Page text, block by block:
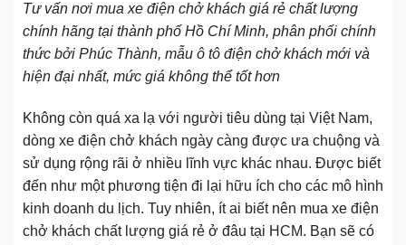
Tư vấn nơi mua xe điện chở khách giá rẻ chất lượng
chính hãng tại thành phố Hồ Chí Minh, phân phối chính
thức bởi Phúc Thành, mẫu ô tô điện chở khách mới và
hiện đại nhất, mức giá không thể tốt hơn
Không còn quá xa lạ với người tiêu dùng tại Việt Nam,
dòng xe điện chở khách ngày càng được ưa chuộng và
sử dụng rộng rãi ở nhiều lĩnh vực khác nhau. Được biết
đến như một phương tiện đi lại hữu ích cho các mô hình
kinh doanh du lịch. Tuy nhiên, ít ai biết nên mua xe điện
chở khách chất lượng giá rẻ ở đâu tại HCM. Bạn sẽ có